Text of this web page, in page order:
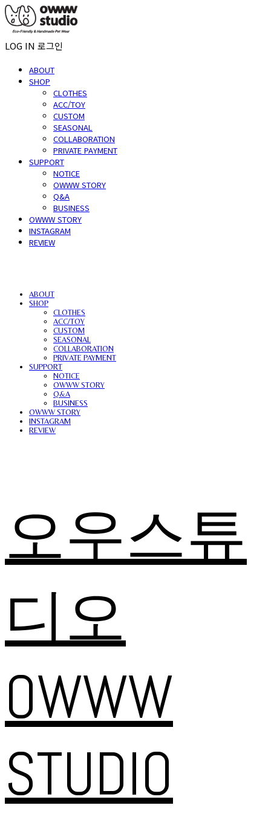
LOG IN 로그인
ABOUT
SHOP
CLOTHES
ACC/TOY
CUSTOM
SEASONAL
COLLABORATION
PRIVATE PAYMENT
SUPPORT
NOTICE
OWWW STORY
Q&A
BUSINESS
OWWW STORY
INSTAGRAM
REVIEW
ABOUT
SHOP
CLOTHES
ACC/TOY
CUSTOM
SEASONAL
COLLABORATION
PRIVATE PAYMENT
SUPPORT
NOTICE
OWWW STORY
Q&A
BUSINESS
OWWW STORY
INSTAGRAM
REVIEW
오우스튜
디오
OWWW
STUDIO